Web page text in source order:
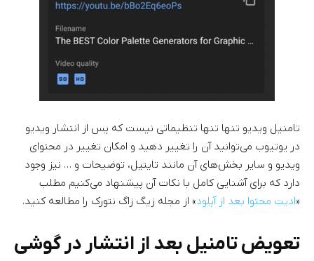
تامنیل ویدیو تنها تنها تنظیماتی نیست که پس از انتشار ویدیو
در یوتیوب می‌توانید آن را تغییر دهید و امکان تغییر در محتوای
ویدیو و سایر بخش‌های آن مانند تایتیل، توضیحات و … نیز وجود
دارد که برای آشنایی کامل با نکات آن پیشنهاد می‌کنیم مطلب
«ادیت محتوا بعد از آپلود» از مجله زیگ زاگ نتورک را مطالعه کنید.
تعویض تامنیل بعد از انتشار در گوشی